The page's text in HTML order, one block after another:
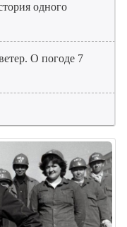
одного
О погоде 7